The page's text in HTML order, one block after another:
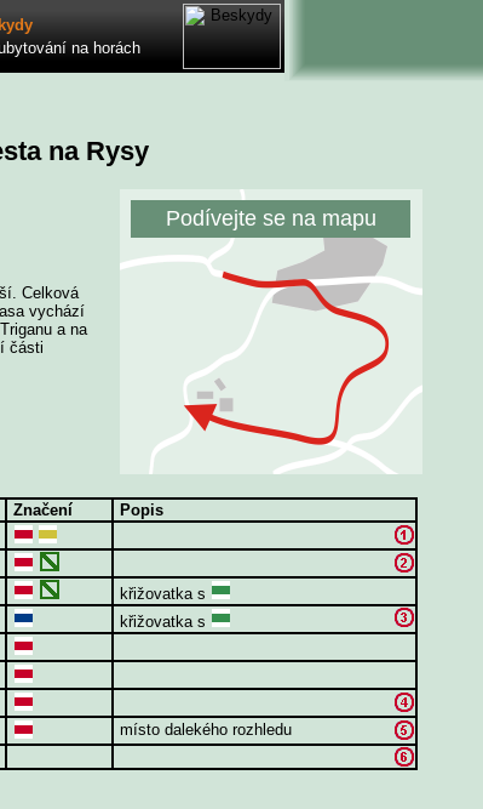
na horách
na Rysy
Celková
vychází
a na
části
Podívejte se na mapu
Značení
Popis
křižovatka s
křižovatka s
místo dalekého rozhledu